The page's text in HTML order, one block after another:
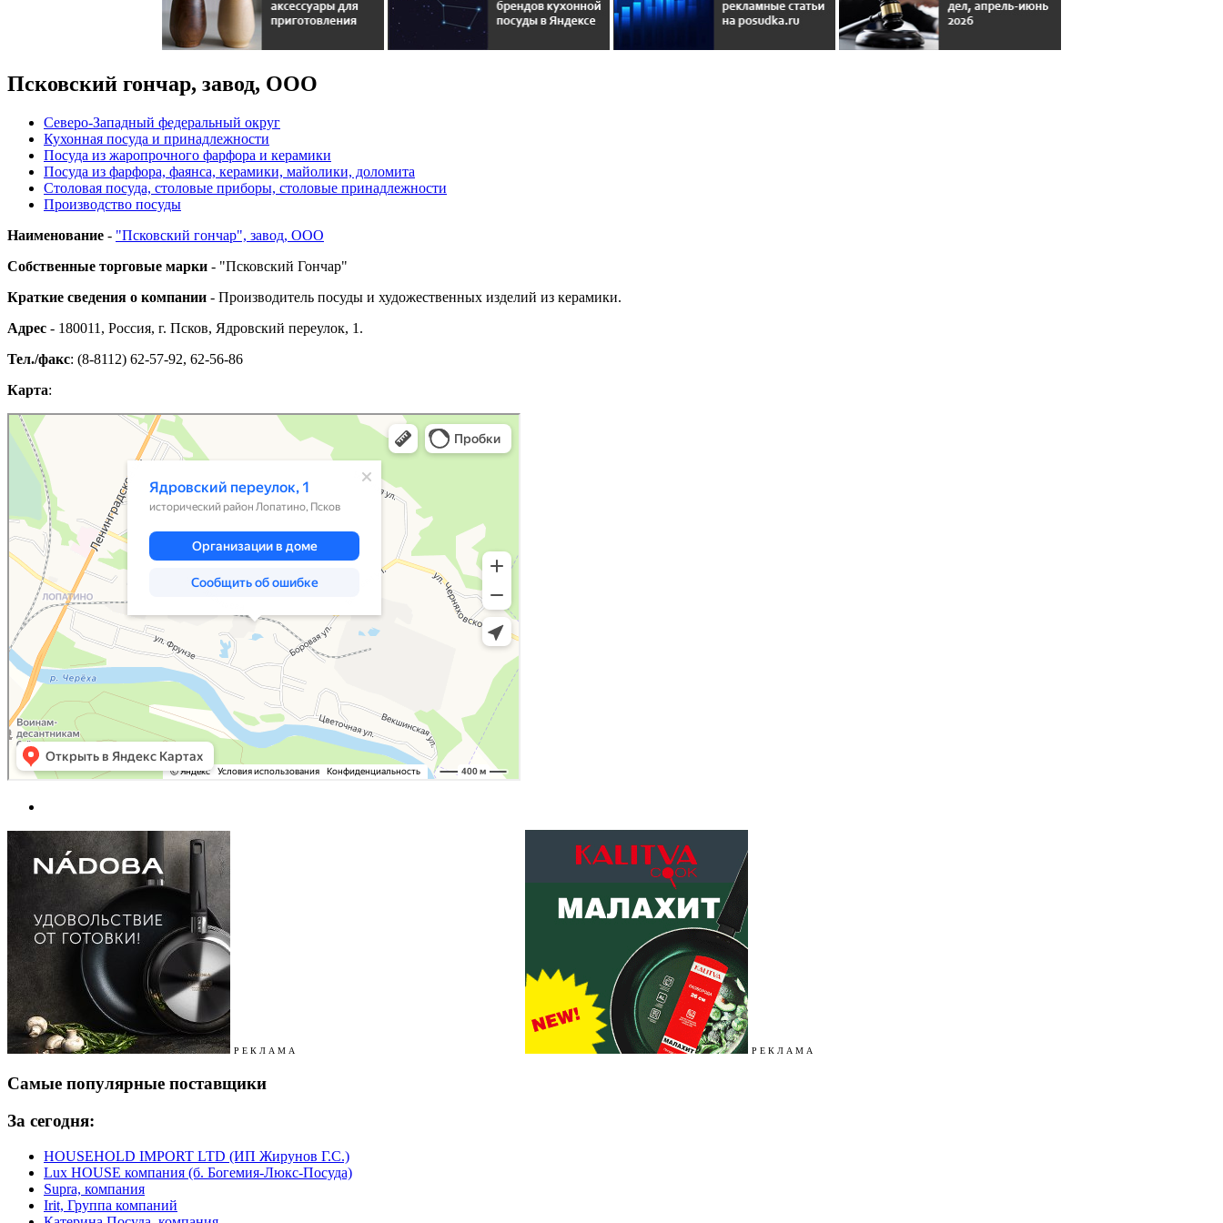
Псковский гончар, завод, ООО
Северо-Западный федеральный округ
Кухонная посуда и принадлежности
Посуда из жаропрочного фарфора и керамики
Посуда из фарфора, фаянса, керамики, майолики, доломита
Столовая посуда, столовые приборы, столовые принадлежности
Производство посуды
Наименование - "Псковский гончар", завод, ООО
Собственные торговые марки - "Псковский Гончар"
Краткие сведения о компании - Производитель посуды и художественных изделий из керамики.
Адрес - 180011, Россия, г. Псков, Ядровский переулок, 1.
Тел./факс: (8-8112) 62-57-92, 62-56-86
Карта:
Псков
Яндекс Карты — транспорт, навигация, поиск мест
Р Е К Л А М А Р Е К Л А М А
Самые популярные поставщики
За сегодня:
HOUSEHOLD IMPORT LTD (ИП Жирунов Г.С.)
Lux HOUSE компания (б. Богемия-Люкс-Посуда)
Supra, компания
Irit, Группа компаний